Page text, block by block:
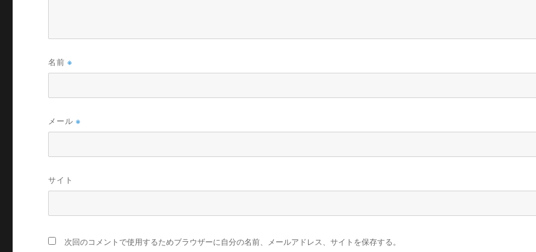
名前※
メール※
サイト
次回のコメントで使用するためブラウザーに自分の名前、メールアドレス、サイトを保存する。